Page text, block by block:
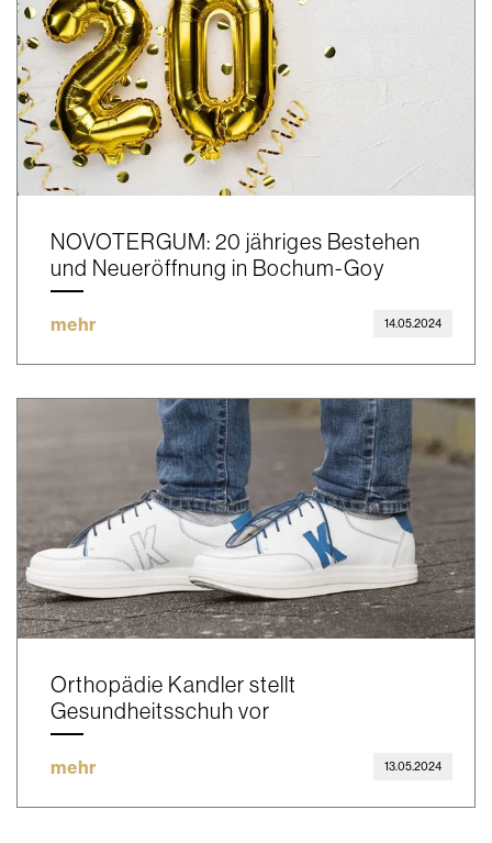
NOVOTERGUM: 20 jähriges Bestehen
und Neueröffnung in Bochum-Goy
mehr 14.05.2024
Orthopädie Kandler stellt
Gesundheitsschuh vor
mehr 13.05.2024